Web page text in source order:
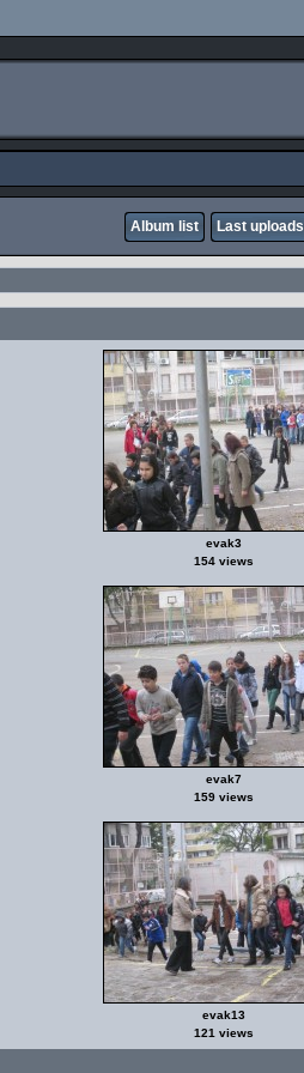
Album list Last uploads
evak3
154 views
evak7
159 views
evak13
121 views